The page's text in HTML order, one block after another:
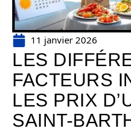
11 janvier 2026
LES
FACTEURS
LES PRIX
SAINT-